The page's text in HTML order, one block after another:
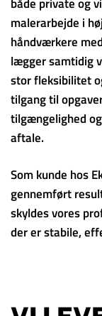
malerarbejde i
håndværkere
lægger samtidig
stor fleksibilitet
tilgang til
tilgængelighed
aftale.
Som kunde hos
gennemført
skyldes vores
der er stabile,